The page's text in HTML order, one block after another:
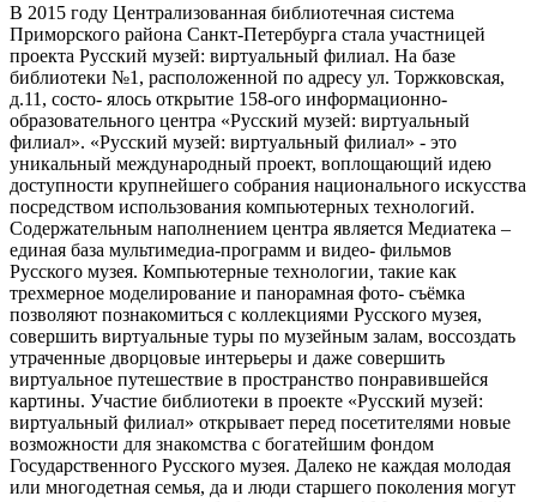
В 2015 году Централизованная библиотечная система
Приморского района Санкт-Петербурга стала участницей
проекта Русский музей: виртуальный филиал. На базе
библиотеки №1, расположенной по адресу ул. Торжковская,
д.11, состо- ялось открытие 158-ого информационно-
образовательного центра «Русский музей: виртуальный
филиал». «Русский музей: виртуальный филиал» - это
уникальный международный проект, воплощающий идею
доступности крупнейшего собрания национального искусства
посредством использования компьютерных технологий.
Содержательным наполнением центра является Медиатека –
единая база мультимедиа-программ и видео- фильмов
Русского музея. Компьютерные технологии, такие как
трехмерное моделирование и панорамная фото- съёмка
позволяют познакомиться с коллекциями Русского музея,
совершить виртуальные туры по музейным залам, воссоздать
утраченные дворцовые интерьеры и даже совершить
виртуальное путешествие в пространство понравившейся
картины. Участие библиотеки в проекте «Русский музей:
виртуальный филиал» открывает перед посетителями новые
возможности для знакомства с богатейшим фондом
Государственного Русского музея. Далеко не каждая молодая
или многодетная семья, да и люди старшего поколения могут